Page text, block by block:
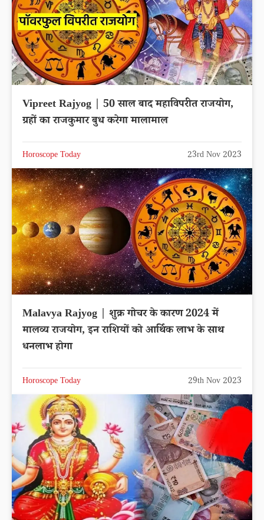
Vipreet Rajyog | 50 साल बाद महाविपरीत राजयोग,
ग्रहों का राजकुमार बुध करेगा मालामाल
Horoscope Today 23rd Nov 2023
Malavya Rajyog | शुक्र गोचर के कारण 2024 में
मालव्य राजयोग, इन राशियों को आर्थिक लाभ के साथ
धनलाभ होगा
Horoscope Today 29th Nov 2023